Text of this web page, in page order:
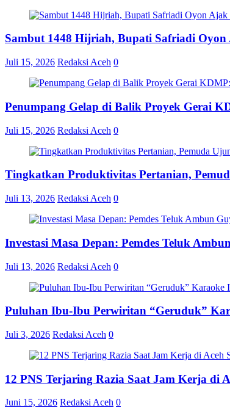
Sambut 1448 Hijriah, Bupati Safriadi
Juli 15, 2026 Redaksi Aceh 0
Penumpang Gelap di Balik Proyek Gerai
Juli 15, 2026 Redaksi Aceh 0
Tingkatkan Produktivitas Pertanian,
Juli 13, 2026 Redaksi Aceh 0
Investasi Masa Depan: Pemdes Teluk
Juli 13, 2026 Redaksi Aceh 0
Puluhan Ibu-Ibu Perwiritan “Geruduk”
Juli 3, 2026 Redaksi Aceh 0
12 PNS Terjaring Razia Saat Jam Kerja di
Juni 15, 2026 Redaksi Aceh 0